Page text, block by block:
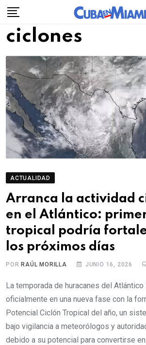
Skip
content
ciclones
ACTUALIDAD
Arranca la actividad
en el Atlántico:
tropical podría
los próximos días
POR RAÚL MORILLA JUNIO 16, 2026
La temporada de huracanes del Atlántico
oficialmente en una nueva fase con la
Potencial Ciclón Tropical del año, un
bajo vigilancia a meteorólogos y
debido a su potencial para convertirse